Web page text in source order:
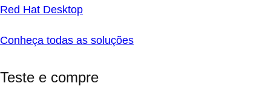
Red Hat Desktop
Conheça todas as soluções
Teste e compre